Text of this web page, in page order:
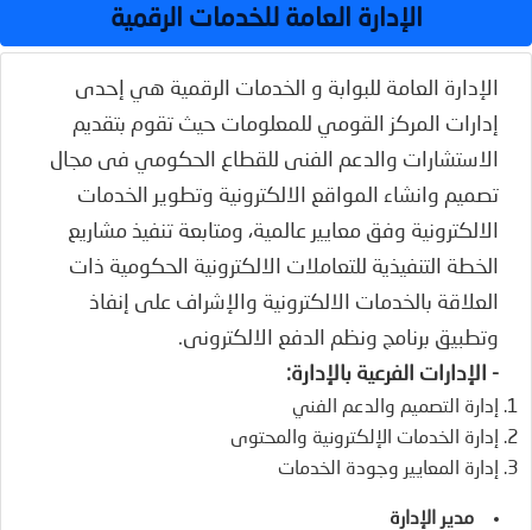
الإدارة العامة للخدمات الرقمية
الإدارة العامة للبوابة و الخدمات الرقمية هي إحدى
إدارات المركز القومي للمعلومات حيث تقوم بتقديم
الاستشارات والدعم الفنى للقطاع الحكومي فى مجال
تصميم وانشاء المواقع الالكترونية وتطوير الخدمات
الالكترونية وفق معايير عالمية، ومتابعة تنفيذ مشاريع
الخطة التنفيذية للتعاملات الالكترونية الحكومية ذات
العلاقة بالخدمات الالكترونية والإشراف على إنفاذ
وتطبيق برنامج ونظم الدفع الالكترونى.
- الإدارات الفرعية بالإدارة:
إدارة التصميم والدعم الفني
إدارة الخدمات الإلكترونية والمحتوى
إدارة المعايير وجودة الخدمات
مدير الإدارة